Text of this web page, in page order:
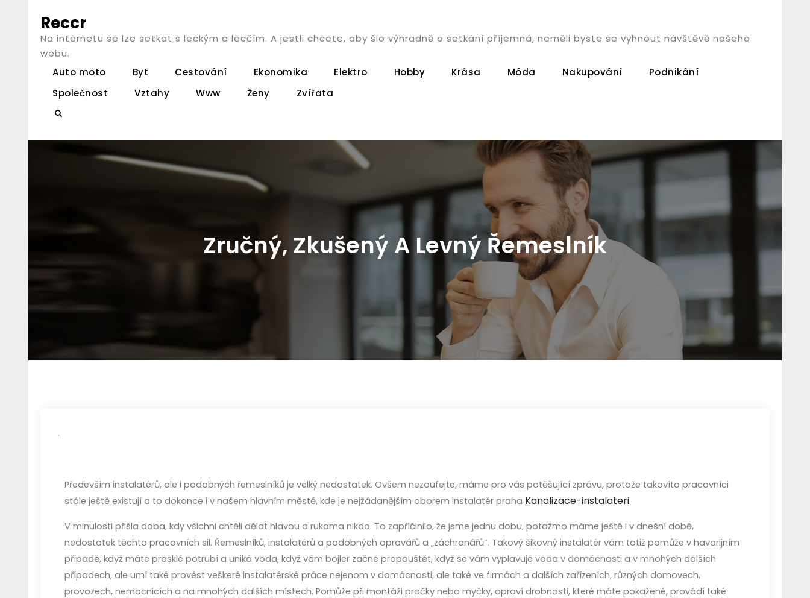
content
Reccr
Na internetu se lze setkat s leckým a lecčím. A jestli chcete, aby šlo výhradně o setkání příjemná, neměli byste se vyhnout návštěvě našeho
webu.
Auto moto
Byt Cestování Ekonomika Elektro Hobby Krása Móda Nakupování
Podnikání
Společnost
Vztahy Www Ženy Zvířata
Search
Zručný, Zkušený A Levný Řemeslník
Především instalatérů, ale i podobných řemeslníků je velký nedostatek. Ovšem nezoufejte, máme pro vás potěšující zprávu, protože takovíto pracovníci
stále ještě existují a to dokonce i v našem hlavním městě, kde je nejžádanějším oborem instalatér praha Kanalizace-instalateri.
V minulosti přišla doba, kdy všichni chtěli dělat hlavou a rukama nikdo. To zapříčinilo, že jsme jednu dobu, potažmo máme ještě i v dnešní době,
nedostatek těchto pracovních sil. Řemeslníků, instalatérů a podobných opravářů a „záchranářů“. Takový šikovný instalatér vám totiž pomůže v havarijním
případě, když máte prasklé potrubí a uniká voda, když vám bojler začne propouštět, když se vám vyplavuje voda v domácnosti a v mnohých dalších
případech, ale umí také provést veškeré instalatérské práce nejenom v domácnosti, ale také ve firmách a dalších zařízeních, různých domovech,
provozech, nemocnicích a na mnohých dalších místech. Pomůže při montáži pračky nebo myčky, opraví drobnosti, které máte pokažené, provádí také